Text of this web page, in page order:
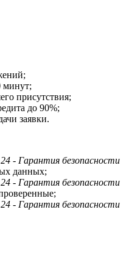
минут;
присутствия;
до 90%;
заявки.
данных;